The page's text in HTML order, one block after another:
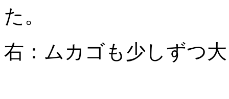
た。
右：ムカゴも少しずつ